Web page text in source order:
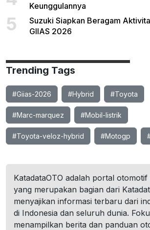
Keunggulannya
5
Suzuki Siapkan Beragam
GIIAS 2026
Trending Tags
#Giias-2026 #Hybrid #Toyota
#Marc-marquez #Mobil-listrik
#Toyota-veloz-hybrid #Motogp
KatadataOTO adalah portal
yang merupakan bagian dari
menyajikan informasi terbaru dari
di Indonesia dan seluruh dunia.
menampilkan berita dan panduan